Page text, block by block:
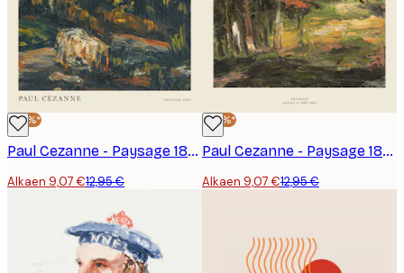
-30%*
Paul Cezanne - Paysage 1866 Juliste
Alkaen 9,07 €12,95 €
-30%*
Paul Cezanne - Paysage 1862-1864 Juliste
Alkaen 9,07 €12,95 €